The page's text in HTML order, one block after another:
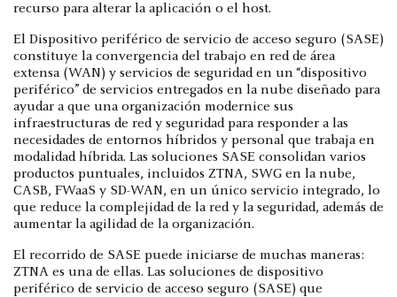
recurso para alterar la aplicación o el host.
El Dispositivo periférico de servicio de acceso seguro (SASE)
constituye la convergencia del trabajo en red de área
extensa (WAN) y servicios de seguridad en un “dispositivo
periférico” de servicios entregados en la nube diseñado para
ayudar a que una organización modernice sus
infraestructuras de red y seguridad para responder a las
necesidades de entornos híbridos y personal que trabaja en
modalidad híbrida. Las soluciones SASE consolidan varios
productos puntuales, incluidos ZTNA, SWG en la nube,
CASB, FWaaS y SD-WAN, en un único servicio integrado, lo
que reduce la complejidad de la red y la seguridad, además de
aumentar la agilidad de la organización.
El recorrido de SASE puede iniciarse de muchas maneras:
ZTNA es una de ellas. Las soluciones de dispositivo
periférico de servicio de acceso seguro (SASE) que